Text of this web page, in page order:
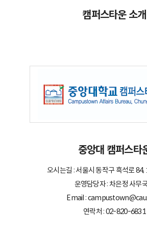
캠퍼스타운 소개
중앙대 캠퍼스타
오시는길 : 서울시 동작구 흑석로
운영담당자 : 차은정 사무
Email :
연락처 : 02-820-6831